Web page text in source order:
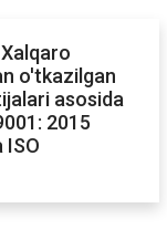
o'tkazilgan
asosida
2015